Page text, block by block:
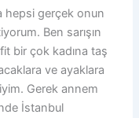
hepsi gerçek onun
Ben sarışın
bir çok kadına taş
ve ayaklara
Gerek annem
İstanbul